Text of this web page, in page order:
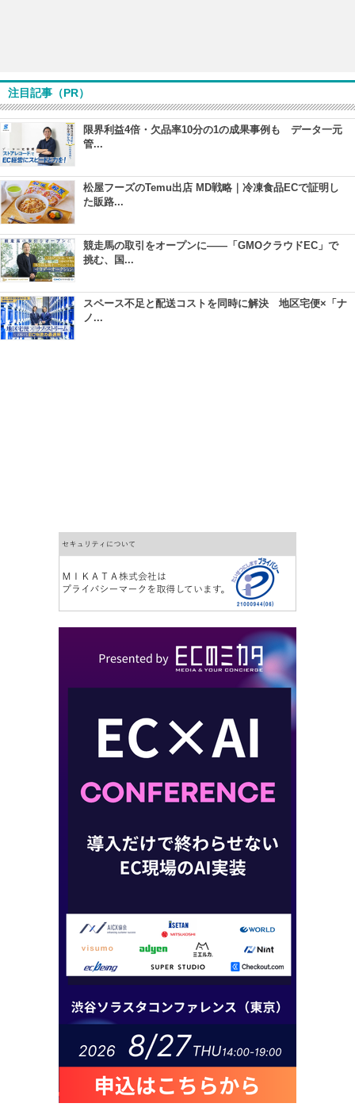
注目記事（PR）
限界利益4倍・欠品率10分の1の成果事例も データ一元
管...
松屋フーズのTemu出店 MD戦略｜冷凍食品ECで証明し
た販路...
競走馬の取引をオープンに――「GMOクラウドEC」で
挑む、国...
スペース不足と配送コストを同時に解決 地区宅便×「ナ
ノ...